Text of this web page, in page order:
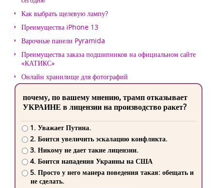
Как выбрать щелевую лампу?
Преимущества iPhone 13
Варочные панели Pyramida
Преимущества заказа подшипников на официальном сайте
«КАТИКС»
Онлайн хранилище для фотографий
почему, по вашему мнению, трамп отказывает
УКРАИНЕ в лицензии на производство ракет?
1. Уважает Путина.
2. Боится увеличить эскалацию конфликта.
3. Никому не дает такие лицензии.
4. Боится нападения Украины на США
5. Просто у него манера поведения такая: обещать и
не сделать.